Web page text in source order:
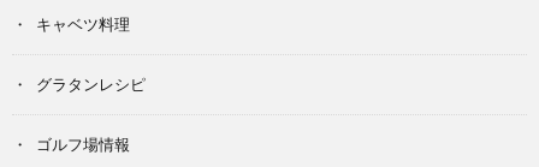
キャベツ料理
グラタンレシピ
ゴルフ場情報